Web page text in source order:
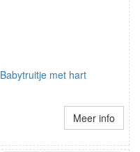
Babytruitje met hart
Meer info